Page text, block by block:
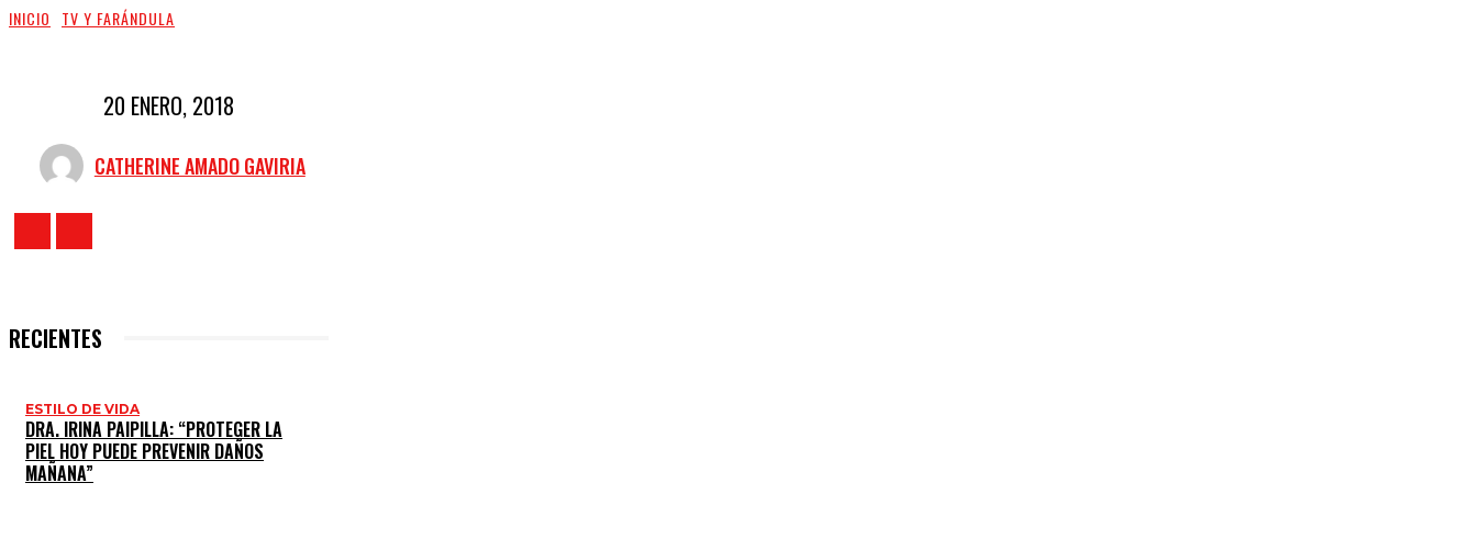
INICIO TV Y FARÁNDULA
20 ENERO, 2018
CATHERINE AMADO GAVIRIA
RECIENTES
ESTILO DE VIDA
DRA. IRINA PAIPILLA: “PROTEGER LA
PIEL HOY PUEDE PREVENIR DAÑOS
MAÑANA”